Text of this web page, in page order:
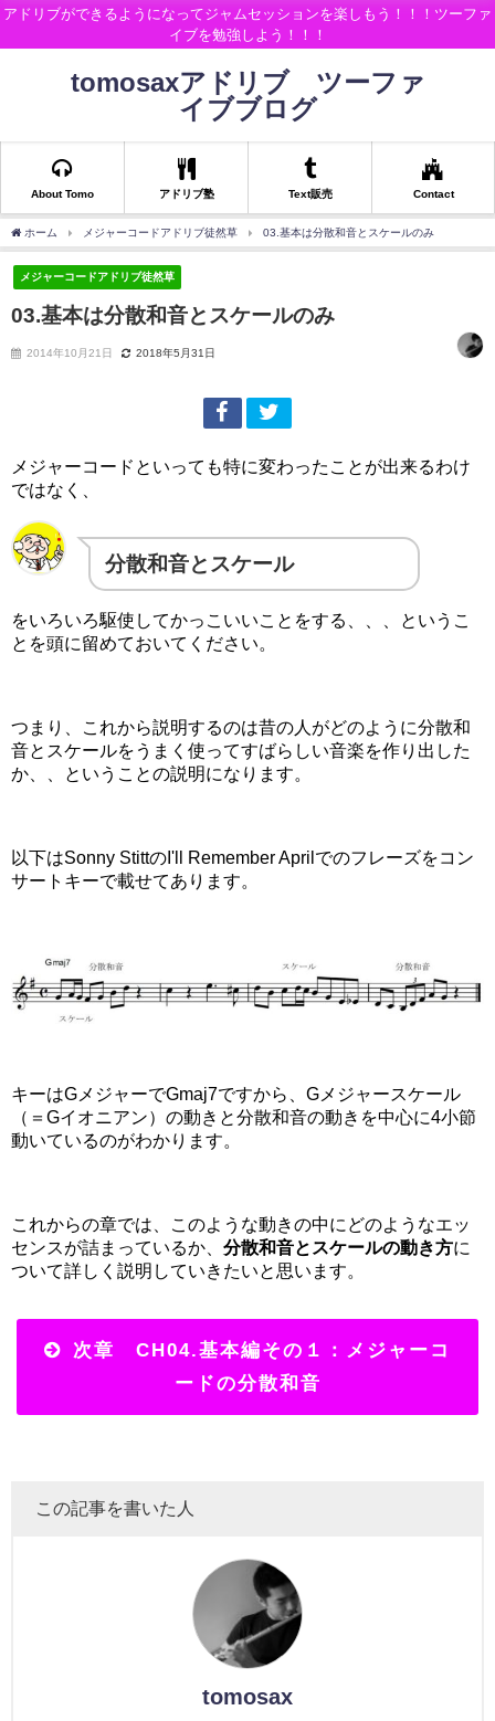
アドリブができるようになってジャムセッションを楽しもう！！！ツーファ
イブを勉強しよう！！！
tomosaxアドリブ ツーファ
イブブログ
About Tomo アドリブ塾 Text販売 Contact
ホーム メジャーコードアドリブ徒然草 03.基本は分散和音とスケールのみ
メジャーコードアドリブ徒然草
03.基本は分散和音とスケールのみ
2014年10月21日 2018年5月31日
メジャーコードといっても特に変わったことが出来るわけ
ではなく、
分散和音とスケール
をいろいろ駆使してかっこいいことをする、、、というこ
とを頭に留めておいてください。
つまり、これから説明するのは昔の人がどのように分散和
音とスケールをうまく使ってすばらしい音楽を作り出した
か、、ということの説明になります。
以下はSonny StittのI'll Remember Aprilでのフレーズをコン
サートキーで載せてあります。
キーはGメジャーでGmaj7ですから、Gメジャースケール
（＝Gイオニアン）の動きと分散和音の動きを中心に4小節
動いているのがわかります。
これからの章では、このような動きの中にどのようなエッ
センスが詰まっているか、 分散和音とスケールの動き方に
ついて詳しく説明していきたいと思います。
次章 CH04.基本編その１：メジャーコ
ードの分散和音
この記事を書いた人
tomosax